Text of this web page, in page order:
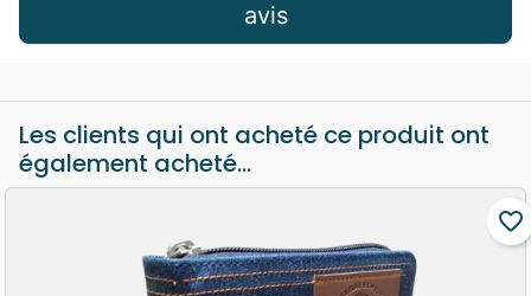
avis
Les clients qui ont acheté ce produit ont
également acheté...
favorite_border